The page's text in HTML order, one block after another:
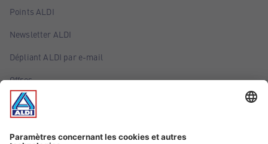
Points ALDI
Newsletter ALDI
Dépliant ALDI par e-mail
Offres
Infos essentielles